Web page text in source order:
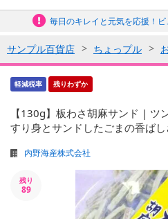
毎日のキレイと元気を応援！
サンプル百貨店 ちょっプル
軽減税率 残りわずか
【130g】板わさ胡麻サンド | ツ
すり身とサンドしたごまの香ば
内野海産株式会社
残り
89